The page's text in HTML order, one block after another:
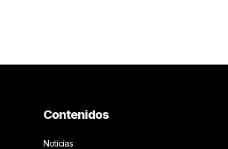
Contenidos
Noticias